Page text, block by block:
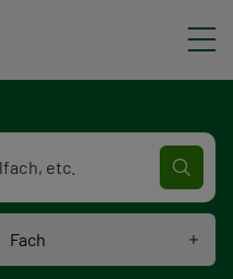
Fach